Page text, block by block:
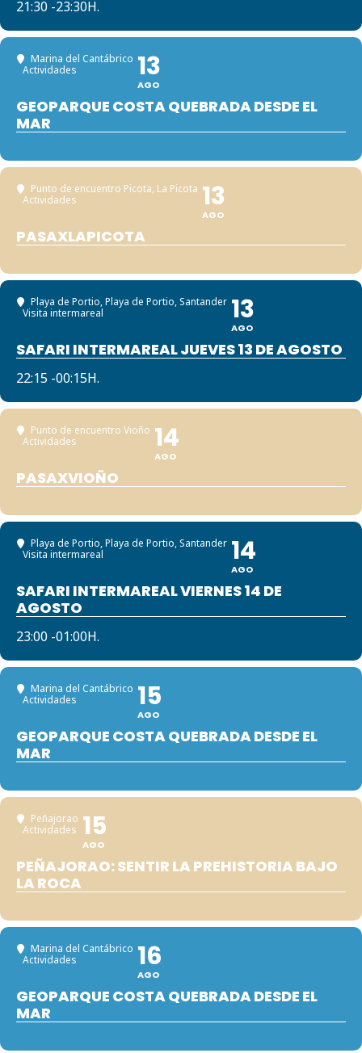
21:30 -23:30H.
Marina del Cantábrico
Actividades
13
AGO
GEOPARQUE COSTA QUEBRADA DESDE EL
MAR
Punto de encuentro Picota, La Picota
Actividades
13
AGO
PASAXLAPICOTA
Playa de Portio, Playa de Portio, Santander
Visita intermareal
13
AGO
SAFARI INTERMAREAL JUEVES 13 DE AGOSTO
22:15 -00:15H.
Punto de encuentro Vioño
Actividades
14
AGO
PASAXVIOÑO
Playa de Portio, Playa de Portio, Santander
Visita intermareal
14
AGO
SAFARI INTERMAREAL VIERNES 14 DE
AGOSTO
23:00 -01:00H.
Marina del Cantábrico
Actividades
15
AGO
GEOPARQUE COSTA QUEBRADA DESDE EL
MAR
Peñajorao
Actividades 15
AGO
PEÑAJORAO: SENTIR LA PREHISTORIA BAJO
LA ROCA
Marina del Cantábrico
Actividades
16
AGO
GEOPARQUE COSTA QUEBRADA DESDE EL
MAR